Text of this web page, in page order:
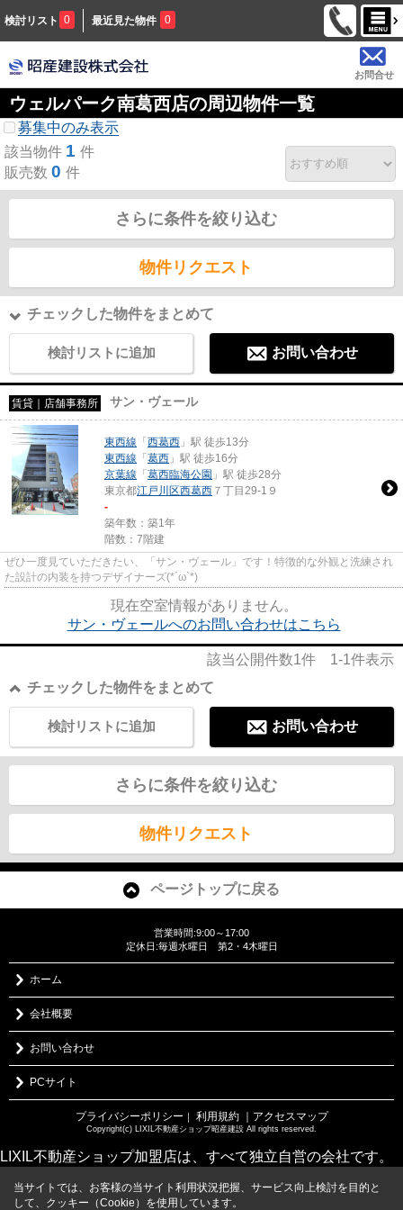
検討リスト 0 最近見た物件 0
お問合せ
ウェルパーク南葛西店の周辺物件一覧
募集中のみ表示
該当物件 1 件
販売数 0 件
さらに条件を絞り込む
物件リクエスト
チェックした物件をまとめて
検討リストに追加 お問い合わせ
賃貸｜店舗事務所 サン・ヴェール
東西線 「 西葛西 」駅 徒歩13分
東西線 「 葛西 」駅 徒歩16分
京葉線 「 葛西臨海公園 」駅 徒歩28分
東京都江戸川区西葛西 ７丁目29-1９
-
築年数：築1年
階数：7階建
ぜひ一度見ていただきたい、「サン・ヴェール」です！特徴的な外観と洗練され
た設計の内装を持つデザイナーズ(*´ω`*)
現在空室情報がありません。
サン・ヴェールへのお問い合わせはこちら
該当公開件数1件 1-1件表示
チェックした物件をまとめて
お問い合わせ
検討リストに追加
さらに条件を絞り込む
物件リクエスト
ページトップに戻る
営業時間:9:00～17:00
定休日:毎週水曜日 第2・4木曜日
ホーム
会社概要
お問い合わせ
PCサイト
プライバシーポリシー ｜ 利用規約 ｜アクセスマップ
Copyright(c) LIXIL不動産ショップ昭産建設 All rights reserved.
LIXIL不動産ショップ加盟店は、すべて独立自営の会社です。
当サイトでは、お客様の当サイト利用状況把握、サービス向上検討を目的と
して、クッキー（Cookie）を使用しています。